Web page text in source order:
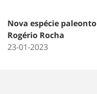
Nova espécie
Rogério Rocha
23-01-2023